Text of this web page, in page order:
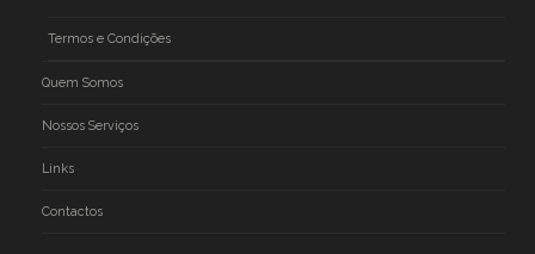
Termos e Condições
Quem Somos
Nossos Serviços
Links
Contactos